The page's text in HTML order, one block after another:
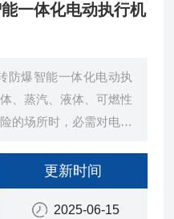
一体化电动执行机
防爆智能一体化电动执
、蒸汽、液体、可燃性
的场所时，必需对电动
更新时间
2025-06-15